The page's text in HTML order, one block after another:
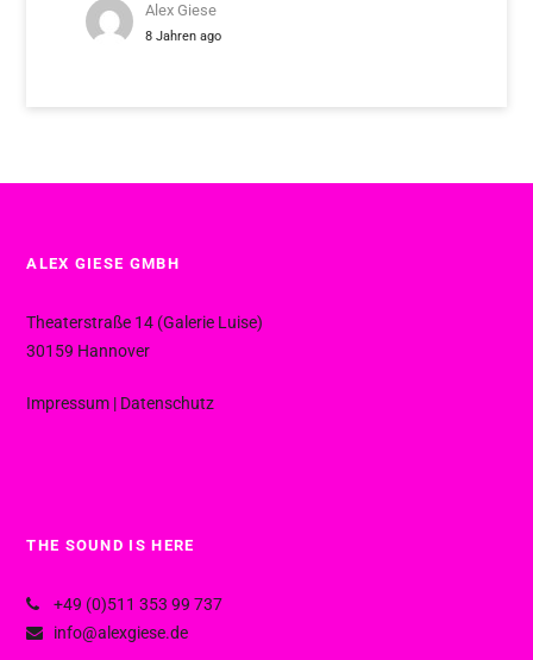
Alex Giese
8 Jahren ago
ALEX GIESE GMBH
Theaterstraße 14 (Galerie Luise)
30159 Hannover
Impressum | Datenschutz
THE SOUND IS HERE
+49 (0)511 353 99 737
info@alexgiese.de